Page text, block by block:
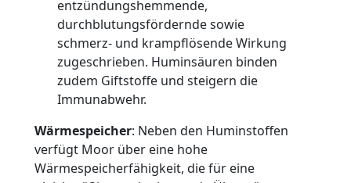
entzündungshemmende,
durchblutungsfördernde sowie
schmerz- und krampflösende Wirkung
zugeschrieben. Huminsäuren binden
zudem Giftstoffe und steigern die
Immunabwehr.
Wärmespeicher: Neben den Huminstoffen
verfügt Moor über eine hohe
Wärmespeicherfähigkeit, die für eine